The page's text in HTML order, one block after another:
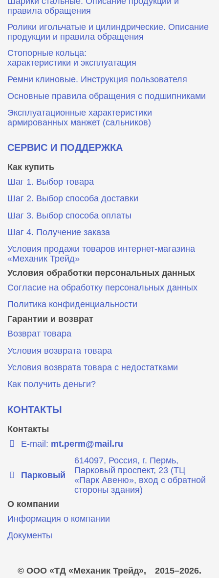
правила обращения
Ролики игольчатые и цилиндрические. Описание
продукции и правила обращения
Стопорные кольца:
характеристики и эксплуатация
Ремни клиновые. Инструкция пользователя
Основные правила обращения с подшипниками
Эксплуатационные характеристики
армированных манжет (сальников)
СЕРВИС И ПОДДЕРЖКА
Как купить
Шаг 1. Выбор товара
Шаг 2. Выбор способа доставки
Шаг 3. Выбор способа оплаты
Шаг 4. Получение заказа
Условия продажи товаров интернет-магазина
«Механик Трейд»
Условия обработки персональных данных
Согласие на обработку персональных данных
Политика конфиденциальности
Гарантии и возврат
Возврат товара
Условия возврата товара
Условия возврата товара с недостатками
Как получить деньги?
КОНТАКТЫ
Контакты
E-mail: mt.perm@mail.ru
Парковый
614097, Россия, г. Пермь,
Парковый проспект, 23 (ТЦ
«Парк Авеню», вход с обратной
стороны здания)
О компании
Информация о компании
Документы
© ООО «ТД «Механик Трейд», 2015–2026.